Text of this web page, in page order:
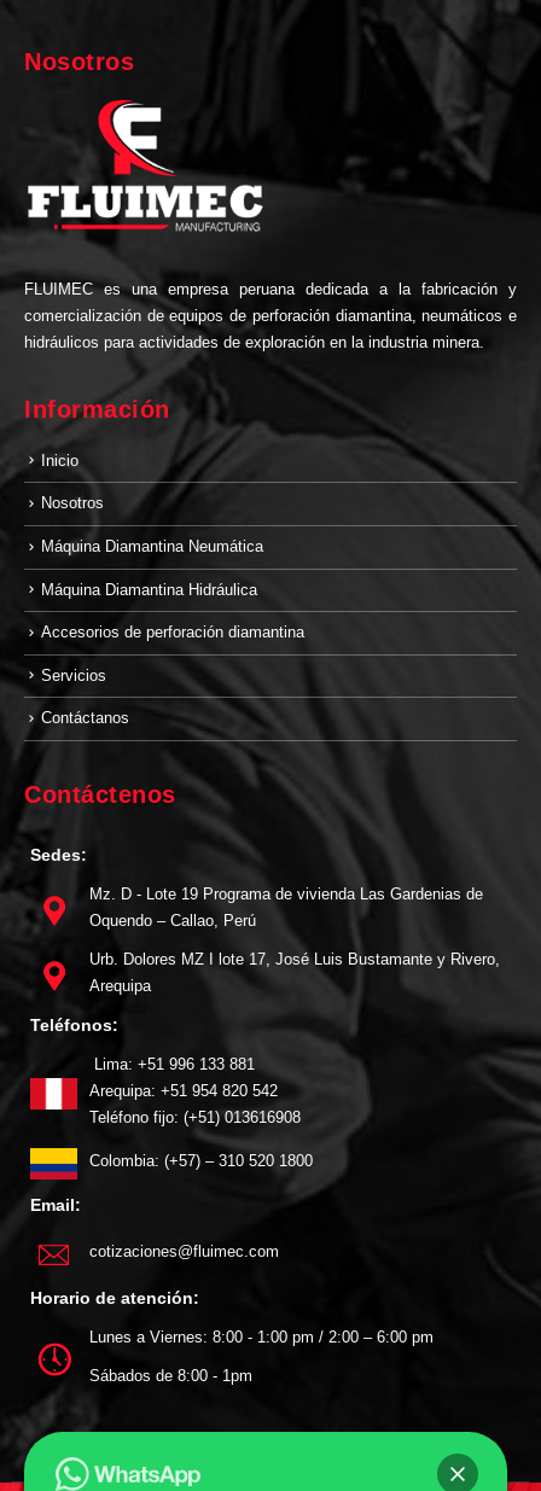
Nosotros
FLUIMEC es una empresa peruana dedicada a la fabricación y
comercialización de equipos de perforación diamantina, neumáticos e
hidráulicos para actividades de exploración en la industria minera.
Información
Inicio
Nosotros
Máquina Diamantina Neumática
Máquina Diamantina Hidráulica
Accesorios de perforación diamantina
Servicios
Contáctanos
Contáctenos
Sedes:
Mz. D - Lote 19 Programa de vivienda Las Gardenias de
Oquendo – Callao, Perú
Urb. Dolores MZ I lote 17, José Luis Bustamante y Rivero,
Arequipa
Teléfonos:
Lima: +51 996 133 881
Arequipa: +51 954 820 542
Teléfono fijo: (+51) 013616908
Colombia: (+57) – 310 520 1800
Email:
cotizaciones@fluimec.com
Horario de atención:
Lunes a Viernes: 8:00 - 1:00 pm / 2:00 – 6:00 pm
Sábados de 8:00 - 1pm